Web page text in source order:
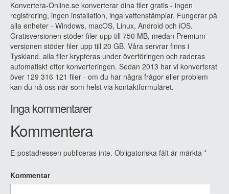
Konvertera-Online.se konverterar dina filer gratis - ingen
registrering, ingen installation, inga vattenstämplar. Fungerar på
alla enheter - Windows, macOS, Linux, Android och iOS.
Gratisversionen stöder filer upp till 750 MB, medan Premium-
versionen stöder filer upp till 20 GB. Våra servrar finns i
Tyskland, alla filer krypteras under överföringen och raderas
automatiskt efter konverteringen. Sedan 2013 har vi konverterat
över 129 316 121 filer - om du har några frågor eller problem
kan du nå oss när som helst via kontaktformuläret.
Inga kommentarer
Kommentera
E-postadressen publiceras inte. Obligatoriska fält är märkta *
Kommentar